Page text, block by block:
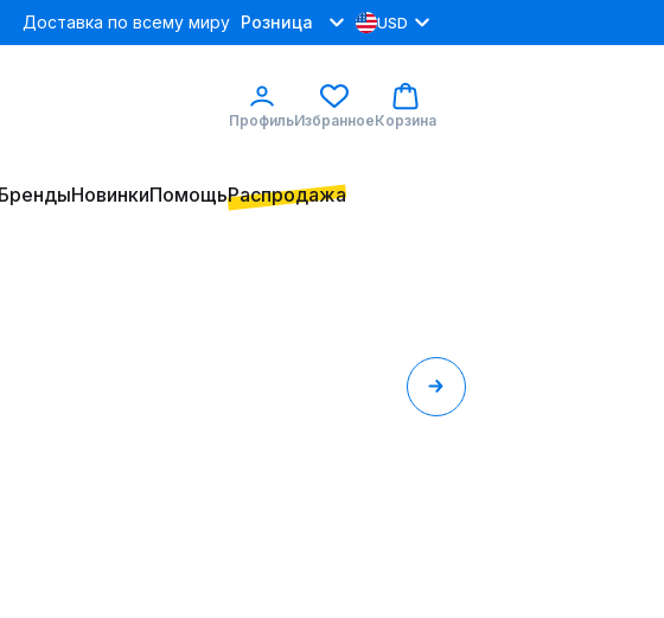
Доставка по всему миру Розница USD
ПрофильИзбранноеКорзина
БрендыНовинкиПомощьРаспродажа